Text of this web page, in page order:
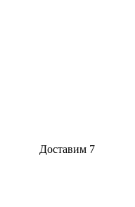
Доставим 7